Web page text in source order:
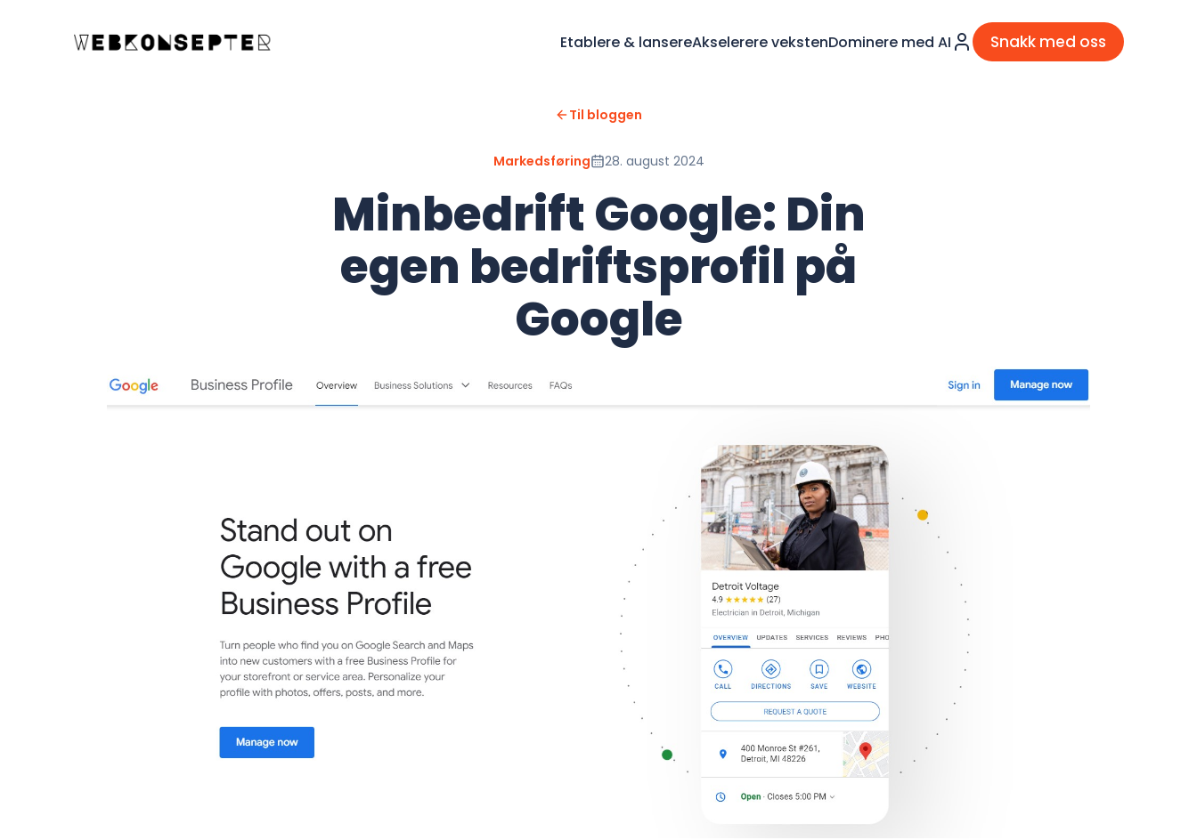
Etablere & lansereAkselerere vekstenDominere med AI Snakk med oss
Til bloggen
Markedsføring 28. august 2024
Minbedrift Google: Din
egen bedriftsprofil på
Google